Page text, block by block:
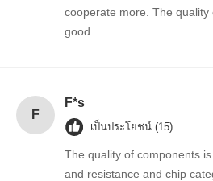
ไอซีวงจรรวม
ยืนยันแผ่นหนา
ตัวเหนี่ยวนำความถี่สูง
ทรานซิสเตอร์ตัวต้านทานอคติ
cooperate more. The
good
F
F*s
เป็นประโยชน์ (15)
The quality of components
and resistance and chip